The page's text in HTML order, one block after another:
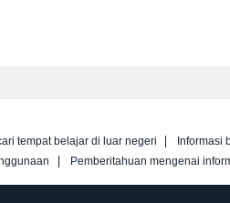
tempat belajar di luar negeri Informasi
Pemberitahuan mengenai